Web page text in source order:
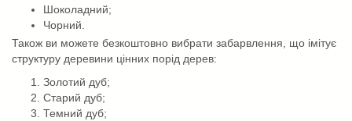
Шоколадний;
Чорний.
Також ви можете безкоштовно вибрати забарвлення, що імітує
структуру деревини цінних порід дерев:
Золотий дуб;
Старий дуб;
Темний дуб;